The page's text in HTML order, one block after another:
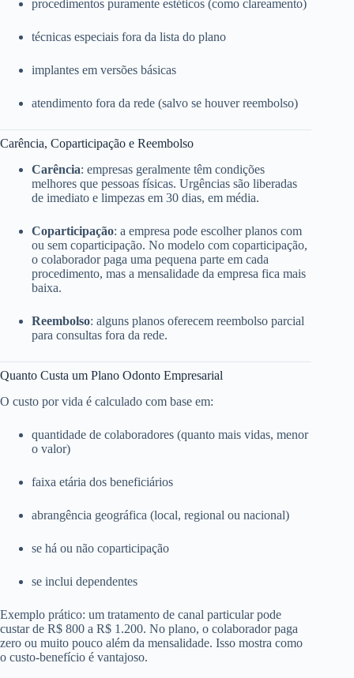
procedimentos puramente estéticos (como clareamento)
técnicas especiais fora da lista do plano
implantes em versões básicas
atendimento fora da rede (salvo se houver reembolso)
Carência, Coparticipação e Reembolso
Carência: empresas geralmente têm condições
melhores que pessoas físicas. Urgências são liberadas
de imediato e limpezas em 30 dias, em média.
Coparticipação: a empresa pode escolher planos com
ou sem coparticipação. No modelo com coparticipação,
o colaborador paga uma pequena parte em cada
procedimento, mas a mensalidade da empresa fica mais
baixa.
Reembolso: alguns planos oferecem reembolso parcial
para consultas fora da rede.
Quanto Custa um Plano Odonto Empresarial
O custo por vida é calculado com base em:
quantidade de colaboradores (quanto mais vidas, menor
o valor)
faixa etária dos beneficiários
abrangência geográfica (local, regional ou nacional)
se há ou não coparticipação
se inclui dependentes
Exemplo prático: um tratamento de canal particular pode
custar de R$ 800 a R$ 1.200. No plano, o colaborador paga
zero ou muito pouco além da mensalidade. Isso mostra como
o custo-benefício é vantajoso.